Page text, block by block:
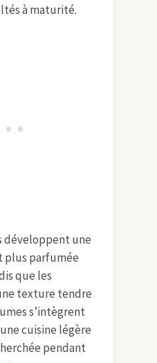
à maturité.
développent une
plus parfumée
que les
texture tendre
s’intègrent
cuisine légère
pendant